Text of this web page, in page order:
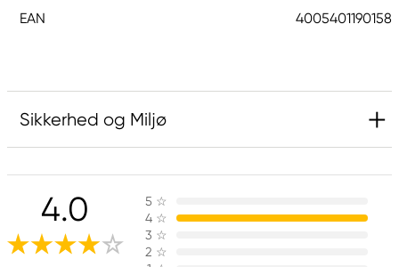
EAN
4005401190158
Sikkerhed og Miljø
Ansvarlig EU
Faber-Castell
Faber-Castell Ag
Nürnberger Straße 2
4.0 5 ☆
4 ☆
3 ☆
2 ☆